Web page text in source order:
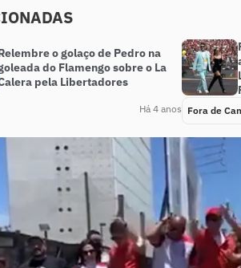
o golaço de Pedro na
do Flamengo sobre o La
pela Libertadores
Há 4 anos Fora de